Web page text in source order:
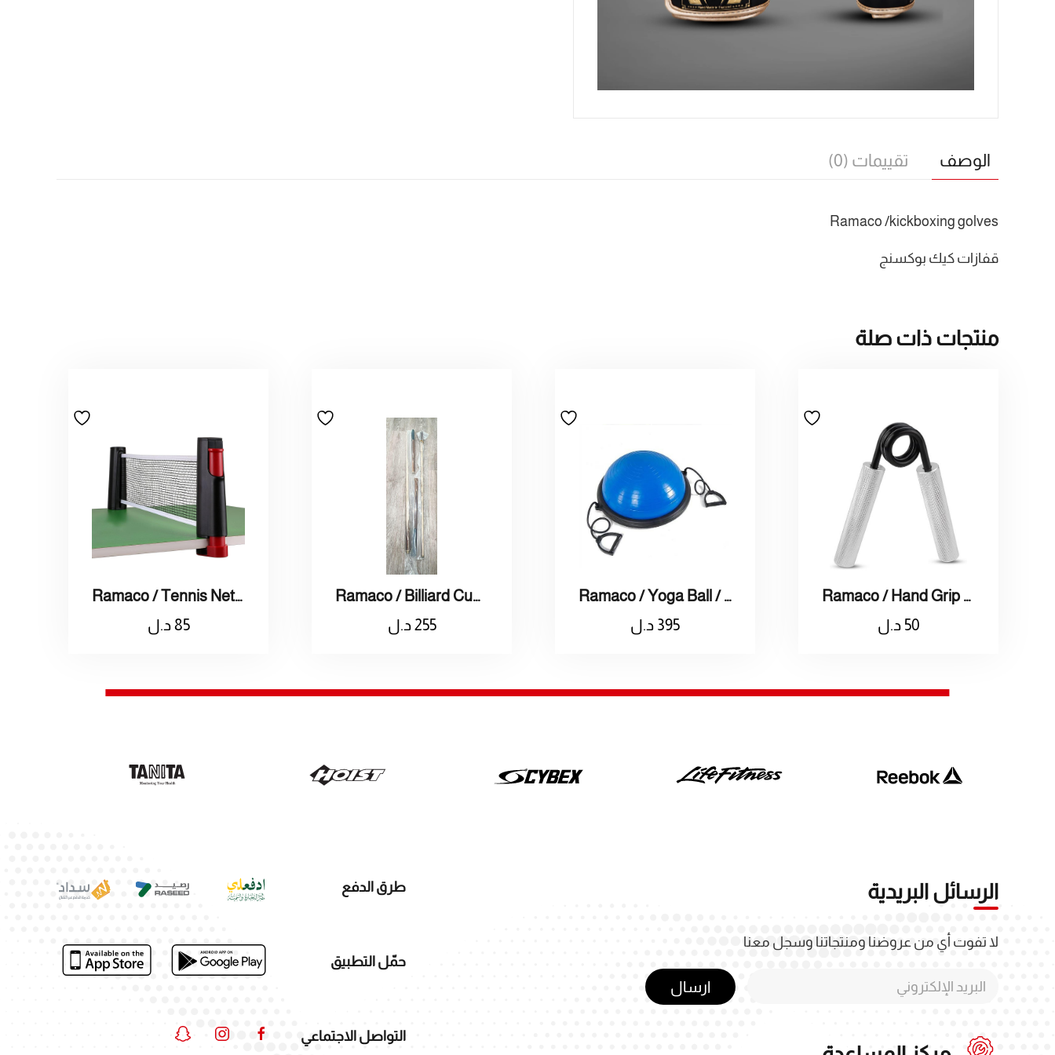
الوصف تقييمات (0)
Ramaco /kickboxing golves
قفازات كيك بوكسنج
منتجات ذات صلة
Ramaco / Hand Grip With Foam Handle / راماكو / مقبض لتمارين اليد
50 د.ل
Ramaco / Yoga Ball / راماكو / كرة تمرين يوقا
395 د.ل
Ramaco / Billiard Cue 116 / راماكو / عصا بلياردي
255 د.ل
Ramaco / Tennis Net / راماكو / شبكة تنس حديثة
85 د.ل
الرسائل البريدية
لا تفوت أي من عروضنا ومنتجاتنا وسجل معنا
ارسال
طرق الدفع
حمّل التطبيق
التواصل الاجتماعي